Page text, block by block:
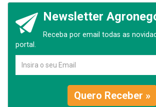
Newsletter
Receba por email todas as
portal.
Quero Receber »